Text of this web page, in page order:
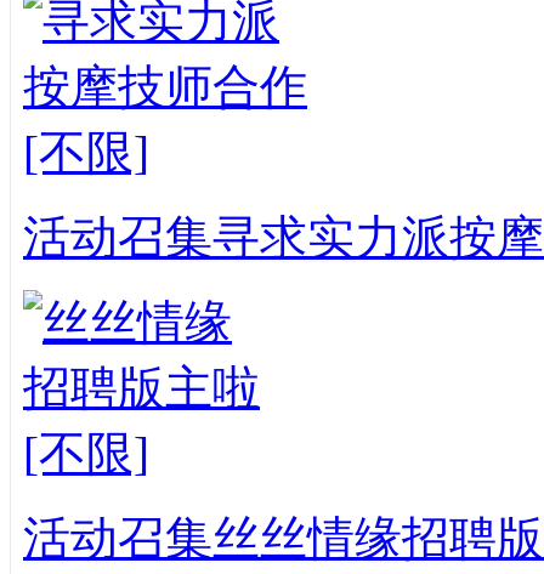
活动召集寻求实力派按
活动召集丝丝情缘招聘